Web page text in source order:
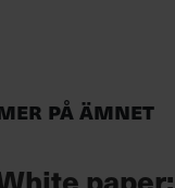
på ämnet